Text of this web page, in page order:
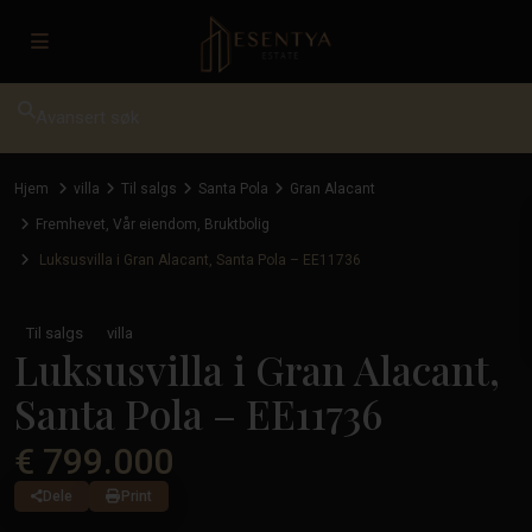
Hjem villa Til salgs Santa Pola Gran Alacant
Fremhevet, Vår eiendom, Bruktbolig
Luksusvilla i Gran Alacant, Santa Pola – EE11736
Til salgs villa
Luksusvilla i Gran Alacant,
Santa Pola – EE11736
€ 799.000
Dele Print